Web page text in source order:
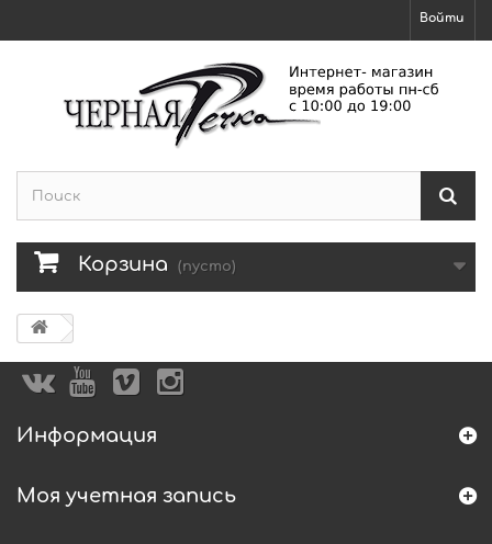
Войти
Корзина (пусто)
Информация
Моя учетная запись